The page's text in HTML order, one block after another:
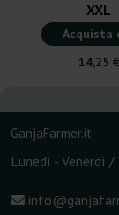
XXL
Acquista
14,25 €
GanjaFarmer.it
Lunedì - Venerdì